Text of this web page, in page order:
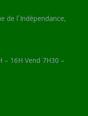
de l´Indépendance,
– 16H Vend 7H30 –